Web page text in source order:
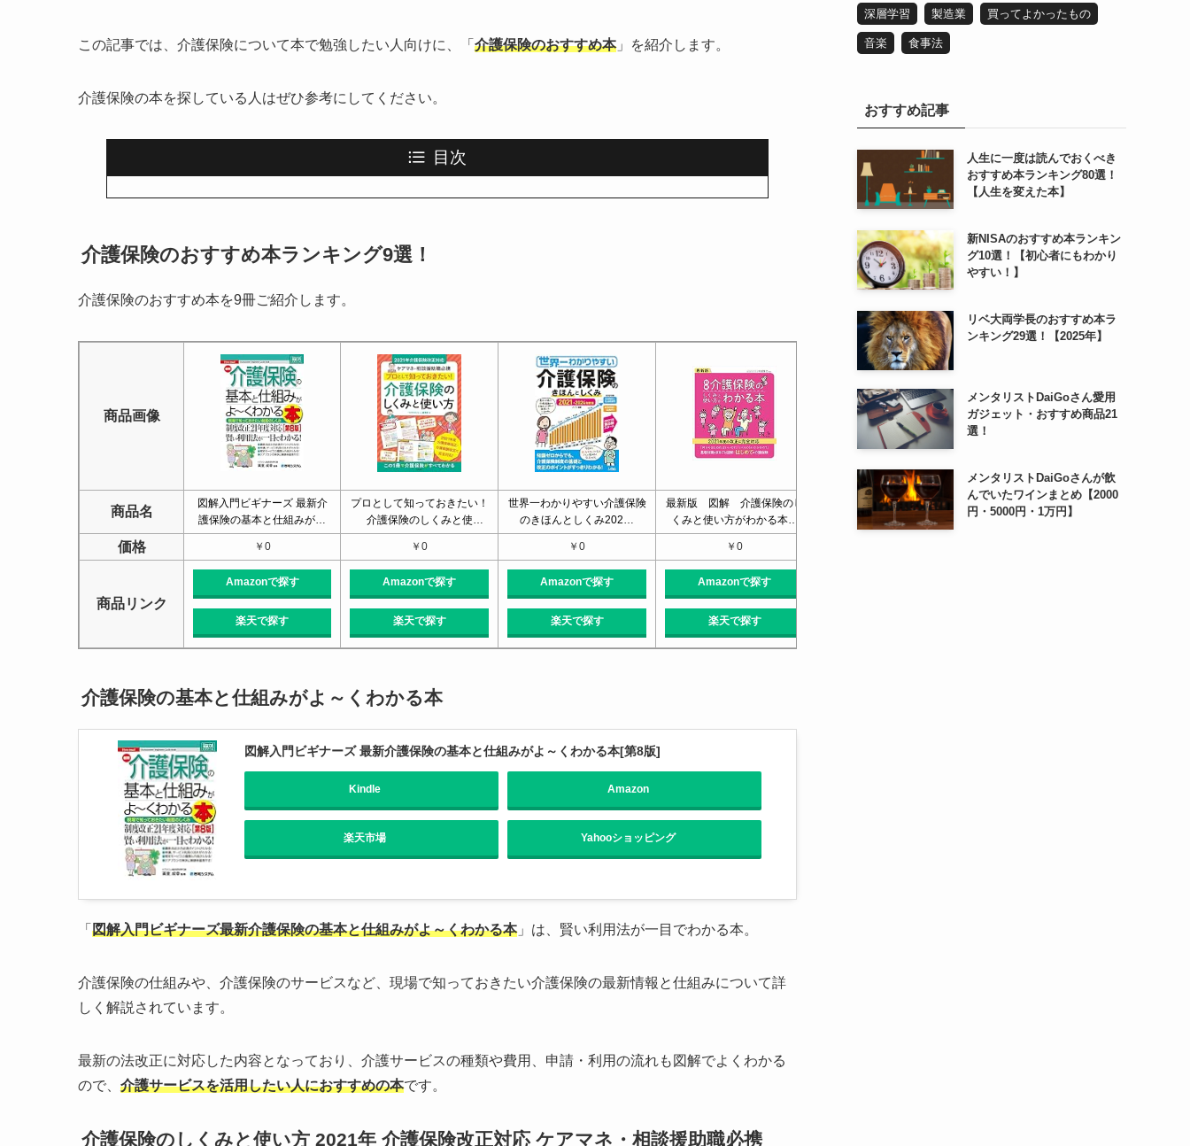
この記事では、介護保険について本で勉強したい人向けに、「 介護保険のおすすめ本」を紹介します。
介護保険の本を探している人はぜひ参考にしてください。
目次
介護保険のおすすめ本ランキング9選！
介護保険のおすすめ本を9冊ご紹介します。
商品画像
商品名
図解入門ビギナーズ 最新介
護保険の基本と仕組みが…
プロとして知っておきたい！
介護保険のしくみと使…
世界一わかりやすい介護保険
のきほんとしくみ202…
最新版 図解 介護保険のし
くみと使い方がわかる本…
６訂版 ユーキャンの介護保
険利用マニュアル
最新図解 スッキリわかる! 介
護保険 第2版 基…
価格 ￥0 ￥0 ￥0 ￥0
商品リンク
Amazonで探す
楽天で探す
Amazonで探す
楽天で探す
Amazonで探す
楽天で探す
Amazonで探す
楽天で探す
介護保険の基本と仕組みがよ～くわかる本
図解入門ビギナーズ 最新介護保険の基本と仕組みがよ～くわかる本[第8版]
Kindle Amazon
楽天市場 Yahooショッピング
「 図解入門ビギナーズ最新介護保険の基本と仕組みがよ～くわかる本」は、賢い利用法が一目でわかる本。
介護保険の仕組みや、介護保険のサービスなど、現場で知っておきたい介護保険の最新情報と仕組みについて詳
しく解説されています。
最新の法改正に対応した内容となっており、介護サービスの種類や費用、申請・利用の流れも図解でよくわかる
ので、 介護サービスを活用したい人におすすめの本です。
介護保険のしくみと使い方 2021年 介護保険改正対応 ケアマネ・相談援助職必携
深層学習 製造業 買ってよかったもの
音楽 食事法
おすすめ記事
人生に一度は読んでおくべき
おすすめ本ランキング80選！
【人生を変えた本】
新NISAのおすすめ本ランキン
グ10選！【初心者にもわかり
やすい！】
リベ大両学長のおすすめ本ラ
ンキング29選！【2025年】
メンタリストDaiGoさん愛用
ガジェット・おすすめ商品21
選！
メンタリストDaiGoさんが飲
んでいたワインまとめ【2000
円・5000円・1万円】